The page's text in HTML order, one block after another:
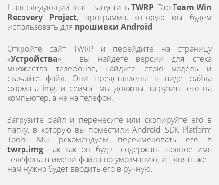
Наш следующий шаг - запустить TWRP. ЭтоTeam Win
Recovery Project, программа, которую мы будем
использовать для прошивки Android.
Откройте сайт TWRP и перейдите на страницу
«Устройства», вы найдете версии для стека
множества телефонов, найдите свою модель и
скачайте файл. Они представлены в виде файла
формата img, и сейчас мы должны загрузить его на
компьютер, а не на телефон.
Загрузите файл и перенесите или скопируйте его в
папку, в которую вы поместили Android SDK Platform
Tools. Мы рекомендуем переименовать его в
twrp.img, так как он будет содержать полное имя
телефона в имени файла по умолчанию, и - опять же -
нам нужно будет вводить его в ручную.